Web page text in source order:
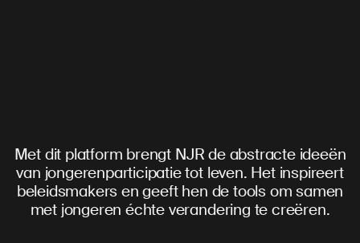
Met dit platform brengt NJR de abstracte ideeën
van jongerenparticipatie tot leven. Het inspireert
beleidsmakers en geeft hen de tools om samen
met jongeren échte verandering te creëren.